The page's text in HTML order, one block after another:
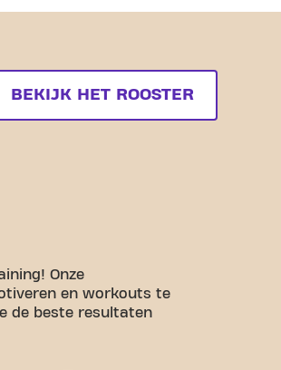
BEKIJK HET ROOSTER
Onze
en workouts te
de beste resultaten